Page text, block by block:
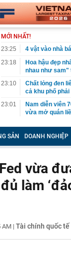
MỚI NHẤT!
23:25
4 vật vào nhà
23:18
Hoa hậu đẹp
nhau như sam"
23:10
Chất lỏng đen
cả khu phố
23:01
Nam diễn viên
vừa mở quán
22:59
Bật điều hòa
một nửa: Bác
22:53
Quang Hùng
22:42
Cảnh báo các
dùng
Đây mới là cái
- Cao Bồ
Vứt nhầm tấm
ông khiến cả
SẢN DOANH NGHIỆP
vừa
làm
AM | Tài chính quốc tế